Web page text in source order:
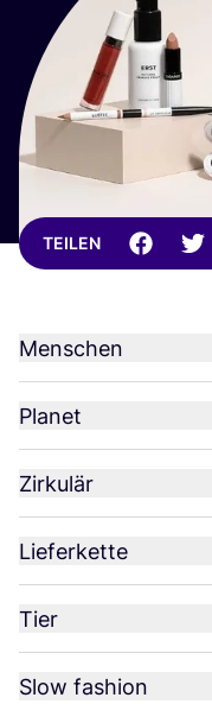
TEILEN
Menschen
Planet
Zirkulär
Lieferkette
Tier
Slow fashion